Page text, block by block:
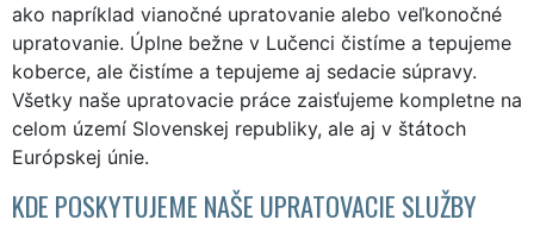
ako napríklad vianočné upratovanie alebo veľkonočné
upratovanie. Úplne bežne v Lučenci čistíme a tepujeme
koberce, ale čistíme a tepujeme aj sedacie súpravy.
Všetky naše upratovacie práce zaisťujeme kompletne na
celom území Slovenskej republiky, ale aj v štátoch
Európskej únie.
KDE POSKYTUJEME NAŠE UPRATOVACIE SLUŽBY